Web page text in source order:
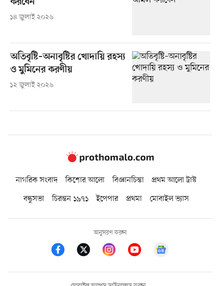
১৪ জুলাই ২০২৬
অতিবৃষ্টি–অনাবৃষ্টির খোদায়ি রহস্য
ও মুমিনের করণীয়
১২ জুলাই ২০২৬
নাগরিক সংবাদ কিশোর আলো বিজ্ঞানচিন্তা
প্রথম আলো ট্রাস্ট
বন্ধুসভা
চিরন্তন ১৯৭১ ইপেপার প্রথমা মোবাইল ভ্যাস
অনুসরণ করুন